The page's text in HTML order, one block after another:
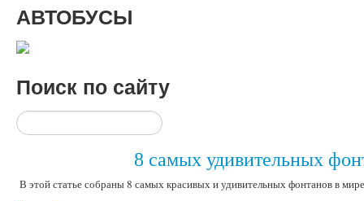
АВТОБУСЫ
Поиск по сайту
8 cамых удивительных
В этой статье собраны 8 самых красивых и удивительных фонтанов в